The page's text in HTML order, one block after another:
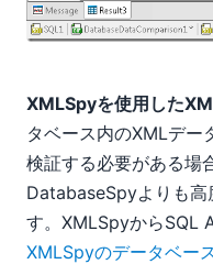
XMLSpyを使用した
タベース内のXMLデー
検証する必要がある場
DatabaseSpyよりも高
す。XMLSpyからSQL
XMLSpyのデータベー